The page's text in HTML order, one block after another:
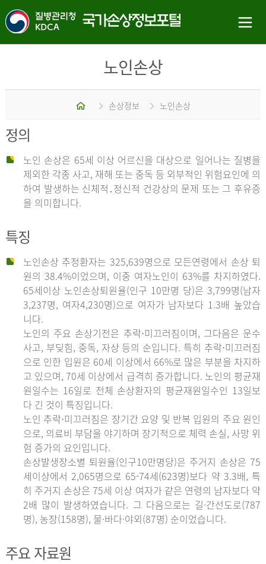
노인손상
홈 손상정보 노인손상
정의
노인 손상은 65세 이상 어르신을 대상으로 일어나는 질병을
제외한 각종 사고, 재해 또는 중독 등 외부적인 위험요인에 의
하여 발생하는 신체적․정신적 건강상의 문제 또는 그 후유증
을 의미합니다.
특징
노인손상 추정환자는 325,639명으로 모든연령에서 손상 퇴
원의 38.4%이었으며, 이중 여자노인이 63%를 차지하였다.
65세이상 노인손상퇴원율(인구 10만명 당)은 3,799명(남자
3,237명, 여자4,230명)으로 여자가 남자보다 1.3배 높았습
니다.
노인의 주요 손상기전은 추락⋅미끄러짐이며, 그다음은 운수
사고, 부딪힘, 중독, 자상 등의 순입니다. 특히 추락⋅미끄러짐
으로 인한 입원은 60세 이상에서 66%로 많은 부분을 차지하
고 있으며, 70세 이상에서 급격히 증가합니다. 노인의 평균재
원일수는 16일로 전체 손상환자의 평균재원일수인 13일보
다 긴 것이 특징입니다.
노인 추락⋅미끄러짐은 장기간 요양 및 반복 입원의 주요 원인
으로, 의료비 부담을 야기하며 장기적으로 체력 손실, 사망 위
험 증가의 요인입니다.
손상발생장소별 퇴원율(인구10만명당)은 주거지 손상은 75
세이상에서 2,065명으로 65-74세(623명)보다 약 3.3배, 특
히 주거지 손상은 75세 이상 여자가 같은 연령의 남자보다 약
2배 많이 발생하였습니다. 그 다음으로는 길·간선도로(787
명), 농장(158명), 물·바다·야외(87명) 순이었습니다.
주요 자료원